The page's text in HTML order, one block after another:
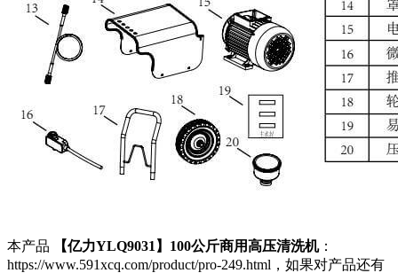
本产品 【亿力YLQ9031】100公斤商用高压清洗机：
https://www.591xcq.com/product/pro-249.html，如果对产品还有